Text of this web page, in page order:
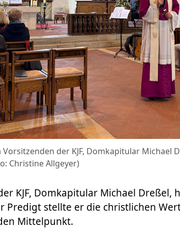
der KJF, Domkapitular Michael
Christine Allgeyer)
KJF, Domkapitular Michael Dreßel,
Predigt stellte er die christlichen
Mittelpunkt.